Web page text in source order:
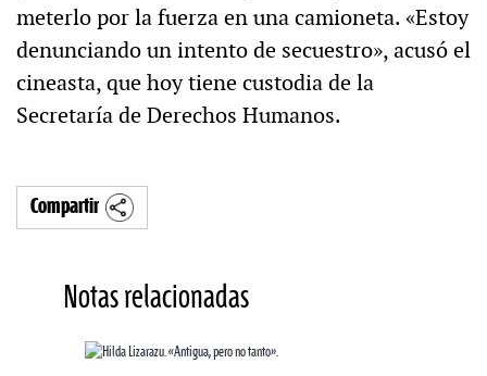
meterlo por la fuerza en una camioneta. «Estoy
denunciando un intento de secuestro», acusó el
cineasta, que hoy tiene custodia de la
Secretaría de Derechos Humanos.
Compartir
Notas relacionadas